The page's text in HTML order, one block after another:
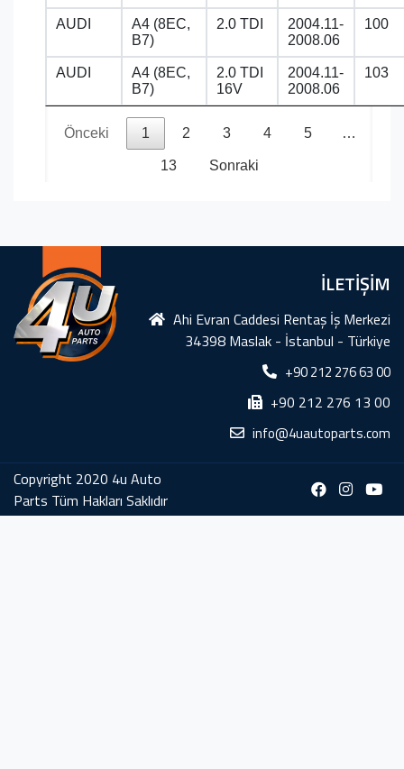
AUDI
A4 (8EC,
B7)
2.0 TDI
2004.11-
2008.06
100
AUDI
A4 (8EC,
B7)
2.0 TDI
16V
2004.11-
2008.06
103
Önceki 1 2 3 4 5 …
13 Sonraki
İLETİŞİM
Ahi Evran Caddesi Rentaş İş Merkezi
34398 Maslak - İstanbul - Türkiye
+90 212 276 63 00
+90 212 276 13 00
info@4uautoparts.com
Copyright 2020 4u Auto
Parts Tüm Hakları Saklıdır